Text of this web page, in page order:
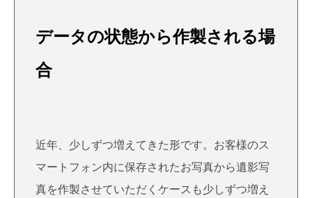
データの状態から作製される場
合
近年、少しずつ増えてきた形です。お客様のス
マートフォン内に保存されたお写真から遺影写
真を作製させていただくケースも少しずつ増え